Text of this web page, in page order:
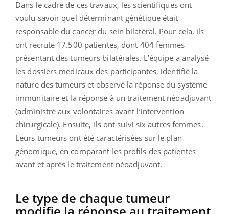
Dans le cadre de ces travaux, les scientifiques ont
voulu savoir quel déterminant génétique était
responsable du cancer du sein bilatéral. Pour cela, ils
ont recruté 17.500 patientes, dont 404 femmes
présentant des tumeurs bilatérales. L’équipe a analysé
les dossiers médicaux des participantes, identifié la
nature des tumeurs et observé la réponse du système
immunitaire et la réponse à un traitement néoadjuvant
(administré aux volontaires avant l’intervention
chirurgicale). Ensuite, ils ont suivi six autres femmes.
Leurs tumeurs ont été caractérisées sur le plan
génomique, en comparant les profils des patientes
avant et après le traitement néoadjuvant.
Le type de chaque tumeur